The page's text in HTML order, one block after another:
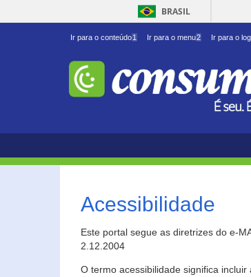
BRASIL
Ir para o conteúdo1 Ir para o menu2 Ir para o
Acessibilidade
Este portal segue as diretrizes do e-
2.12.2004
O termo acessibilidade significa